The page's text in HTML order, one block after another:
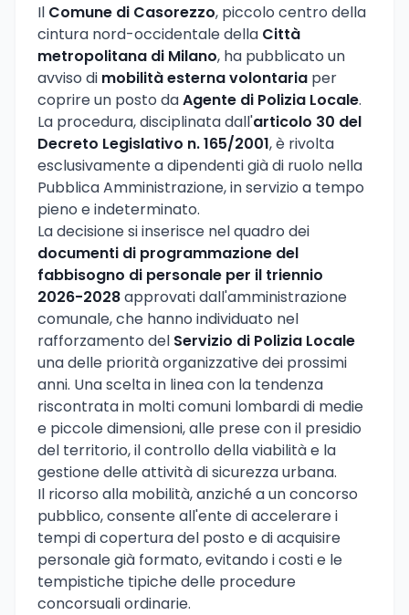
Il Comune di Casorezzo, piccolo centro della
cintura nord-occidentale della Città
metropolitana di Milano, ha pubblicato un
avviso di mobilità esterna volontaria per
coprire un posto daAgente di Polizia Locale.
La procedura, disciplinata dall'articolo 30 del
Decreto Legislativo n. 165/2001, è rivolta
esclusivamente a dipendenti già di ruolo nella
Pubblica Amministrazione, in servizio a tempo
pieno e indeterminato.
La decisione si inserisce nel quadro dei
documenti di programmazione del
fabbisogno di personale per il triennio
2026-2028approvati dall'amministrazione
comunale, che hanno individuato nel
rafforzamento del Servizio di Polizia Locale
una delle priorità organizzative dei prossimi
anni. Una scelta in linea con la tendenza
riscontrata in molti comuni lombardi di medie
e piccole dimensioni, alle prese con il presidio
del territorio, il controllo della viabilità e la
gestione delle attività di sicurezza urbana.
Il ricorso alla mobilità, anziché a un concorso
pubblico, consente all'ente di accelerare i
tempi di copertura del posto e di acquisire
personale già formato, evitando i costi e le
tempistiche tipiche delle procedure
concorsuali ordinarie.